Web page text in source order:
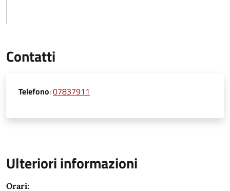
Contatti
Telefono:07837911
Ulteriori informazioni
Orari: